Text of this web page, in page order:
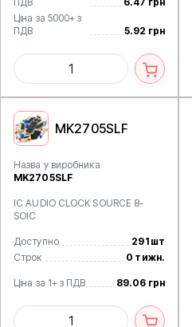
Ціна за 5000+ з
ПДВ
5.92 грн
MK2705SLF
Назва у виробника
MK2705SLF
IC AUDIO CLOCK SOURCE 8-
SOIC
Доступно
291 шт
Строк
0 тижн.
Ціна за 1+ з ПДВ 89.06 грн